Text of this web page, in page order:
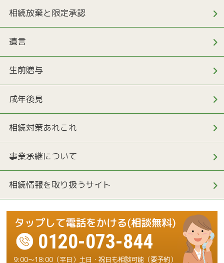
相続放棄と限定承認
遺言
生前贈与
成年後見
相続対策あれこれ
事業承継について
相続情報を取り扱うサイト
0120-073-844
9:00～18:00（平日）土日・祝日も相談可能（要予約）